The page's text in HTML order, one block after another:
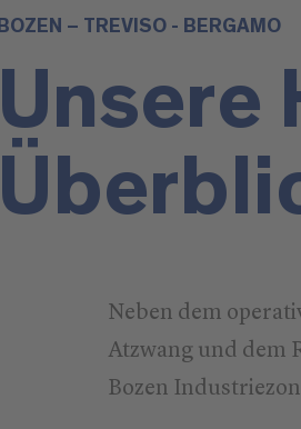
BOZEN – TREVISO - BERGAMO
Unsere
Neben dem
Atzwang und dem
Bozen